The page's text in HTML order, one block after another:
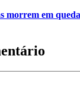
morrem em